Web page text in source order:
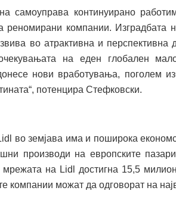
самоуправа континуирано
реномирани компании. Изградбата
во атрактивна и
на еден глобален
нови вработувања, поголем
потенцира Стефковски.
во земјава има и поширока
производи на европските
мрежата на Lidl достигна 15,5
компании можат да одговорат на